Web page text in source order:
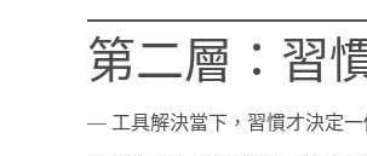
第二層：習
— 工具解決當下，習慣才決定一